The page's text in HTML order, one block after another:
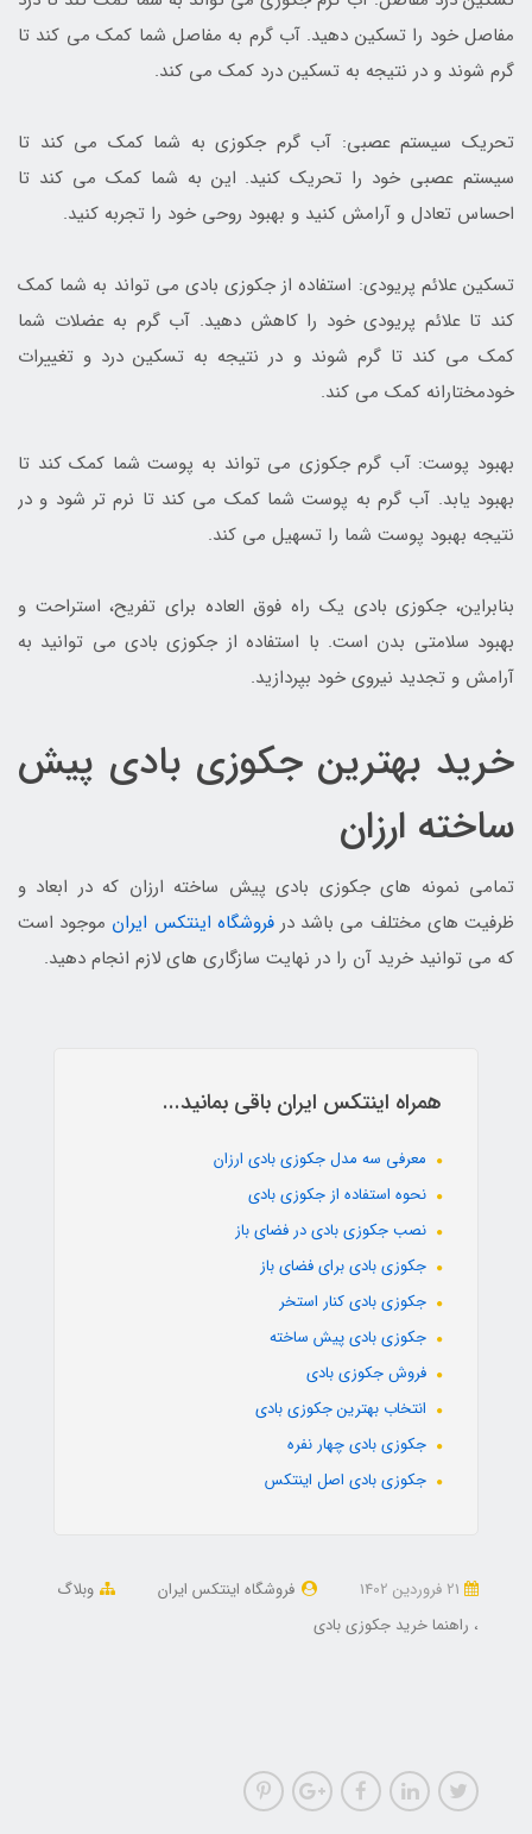
مفاصل خود را تسکین دهید. آب گرم به مفاصل شما کمک می کند تا
گرم شوند و در نتیجه به تسکین درد کمک می کند.
تحریک سیستم عصبی: آب گرم جکوزی به شما کمک می کند تا
سیستم عصبی خود را تحریک کنید. این به شما کمک می کند تا
احساس تعادل و آرامش کنید و بهبود روحی خود را تجربه کنید.
تسکین علائم پریودی: استفاده از جکوزی بادی می تواند به شما کمک
کند تا علائم پریودی خود را کاهش دهید. آب گرم به عضلات شما
کمک می کند تا گرم شوند و در نتیجه به تسکین درد و تغییرات
خودمختارانه کمک می کند.
بهبود پوست: آب گرم جکوزی می تواند به پوست شما کمک کند تا
بهبود یابد. آب گرم به پوست شما کمک می کند تا نرم تر شود و در
نتیجه بهبود پوست شما را تسهیل می کند.
بنابراین، جکوزی بادی یک راه فوق العاده برای تفریح، استراحت و
بهبود سلامتی بدن است. با استفاده از جکوزی بادی می توانید به
آرامش و تجدید نیروی خود بپردازید.
خرید بهترین جکوزی بادی پیش
ساخته ارزان
تمامی نمونه های جکوزی بادی پیش ساخته ارزان که در ابعاد و
ظرفیت های مختلف می باشد درفروشگاه اینتکس ایران موجود است
که می توانید خرید آن را در نهایت سازگاری های لازم انجام دهید.
همراه اینتکس ایران باقی بمانید...
معرفی سه مدل جکوزی بادی ارزان
نحوه استفاده از جکوزی بادی
نصب جکوزی بادی در فضای باز
جکوزی بادی برای فضای باز
جکوزی بادی کنار استخر
جکوزی بادی پیش ساخته
فروش جکوزی بادی
انتخاب بهترین جکوزی بادی
جکوزی بادی چهار نفره
جکوزی بادی اصل اینتکس
فروشگاه اینتکس ایران
وبلاگ
راهنما خرید جکوزی بادی